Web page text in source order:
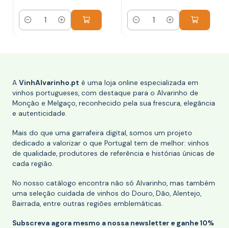
Quantidade Quantidade
A VinhAlvarinho.pt é uma loja online especializada em
vinhos portugueses, com destaque para o Alvarinho de
Monção e Melgaço, reconhecido pela sua frescura, elegância
e autenticidade.
Mais do que uma garrafeira digital, somos um projeto
dedicado a valorizar o que Portugal tem de melhor: vinhos
de qualidade, produtores de referência e histórias únicas de
cada região.
No nosso catálogo encontra não só Alvarinho, mas também
uma seleção cuidada de vinhos do Douro, Dão, Alentejo,
Bairrada, entre outras regiões emblemáticas.
Subscreva agora mesmo a nossa newsletter e ganhe 10%